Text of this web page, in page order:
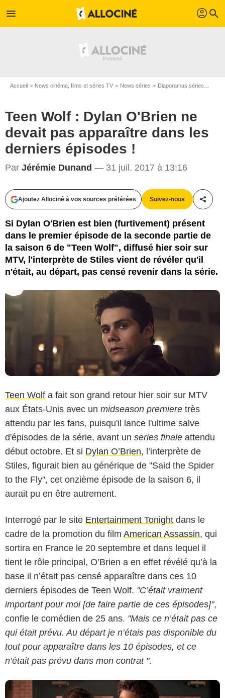
menu profil search
Accueil News cinéma, films et séries TV News séries Diaporamas séries
Teen Wolf : Dylan O'Brien ne
devait pas apparaître dans les
derniers épisodes !
Par Jérémie Dunand — 31 juil. 2017 à 13:16
Ajoutez Allociné à vos sources préférées Suivez-nous
Si Dylan O'Brien est bien (furtivement) présent
dans le premier épisode de la seconde partie de
la saison 6 de "Teen Wolf", diffusé hier soir sur
MTV, l'interprète de Stiles vient de révéler qu'il
n'était, au départ, pas censé revenir dans la série.
MTV
Teen Wolf a fait son grand retour hier soir sur MTV
aux États-Unis avec un midseason premiere très
attendu par les fans, puisqu'il lance l'ultime salve
d'épisodes de la série, avant un series finale attendu
début octobre. Et si Dylan O’Brien, l’interprète de
Stiles, figurait bien au générique de "Said the Spider
to the Fly", cet onzième épisode de la saison 6, il
aurait pu en être autrement.
Interrogé par le site Entertainment Tonight dans le
cadre de la promotion du film American Assassin, qui
sortira en France le 20 septembre et dans lequel il
tient le rôle principal, O’Brien a en effet révélé qu’à la
base il n’était pas censé apparaître dans ces 10
derniers épisodes de Teen Wolf. "C’était vraiment
important pour moi [de faire partie de ces épisodes]",
confie le comédien de 25 ans. "Mais ce n’était pas ce
qui était prévu. Au départ je n’étais pas disponible du
tout pour apparaître dans les 10 épisodes, et ce
n’était pas prévu dans mon contrat ".